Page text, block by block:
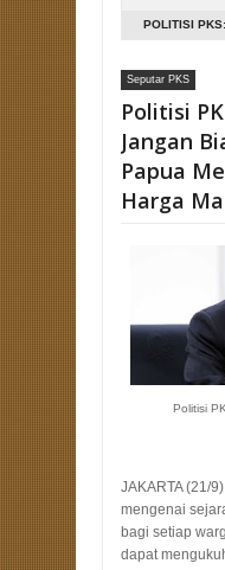
POLITISI
Seputar PKS
Politisi
Jangan
Papua
Harga
Politisi
JAKARTA (21/
mengenai
bagi setiap
dapat